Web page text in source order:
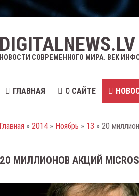
DIGITALNEWS.LV
НОВОСТИ СОВРЕМЕННОГО МИРА. ВЕК
ГЛАВНАЯ О САЙТЕ
Главная »2014 » Ноябрь » 13 » 20
20 МИЛЛИОНОВ АКЦИЙ